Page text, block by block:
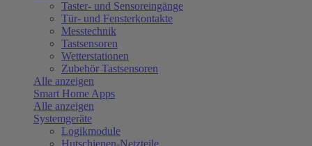
Taster- und Sensoreingänge
Tür- und Fensterkontakte
Messtechnik
Tastsensoren
Wetterstationen
Zubehör Tastsensoren
Alle anzeigen
Smart Home Apps
Alle anzeigen
Systemgeräte
Logikmodule